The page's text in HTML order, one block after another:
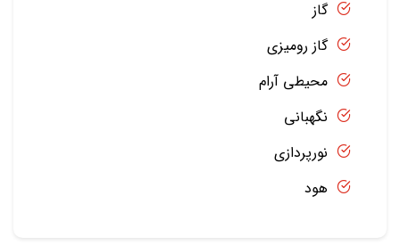
گاز
گاز رومیزی
محیطی آرام
نگهبانی
نورپردازی
هود